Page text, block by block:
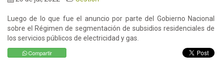
Luego de lo que fue el anuncio por parte del Gobierno Nacional
sobre el Régimen de segmentación de subsidios residenciales de
los servicios públicos de electricidad y gas.
Compartir